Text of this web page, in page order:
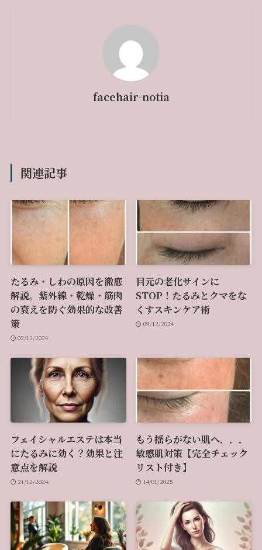
facehair-notia
関連記事
たるみ・しわの原因を徹底
解説。紫外線・乾燥・筋肉
の衰えを防ぐ効果的な改善
策
02/12/2024
目元の老化サインに
STOP！たるみとクマをな
くすスキンケア術
09/12/2024
フェイシャルエステは本当
にたるみに効く？効果と注
意点を解説
21/12/2024
もう揺らがない肌へ．．．
敏感肌対策【完全チェック
リスト付き】
14/01/2025